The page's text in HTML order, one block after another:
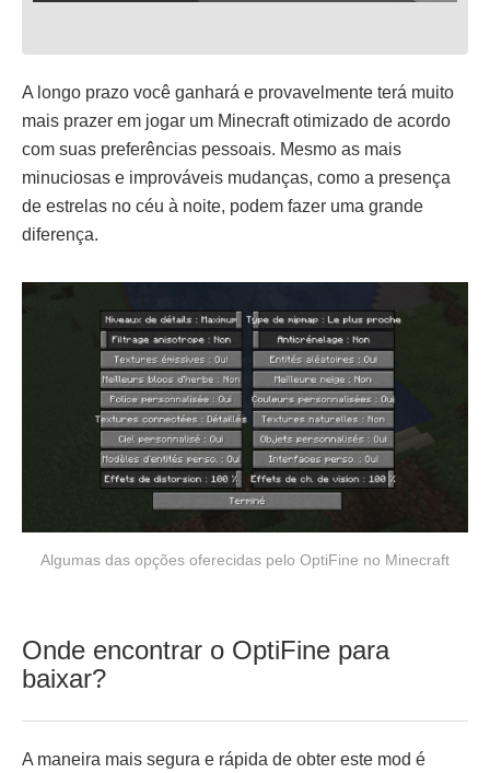
A longo prazo você ganhará e provavelmente terá muito
mais prazer em jogar um Minecraft otimizado de acordo
com suas preferências pessoais. Mesmo as mais
minuciosas e improváveis mudanças, como a presença
de estrelas no céu à noite, podem fazer uma grande
diferença.
Algumas das opções oferecidas pelo OptiFine no Minecraft
Onde encontrar o OptiFine para
baixar?
A maneira mais segura e rápida de obter este mod é